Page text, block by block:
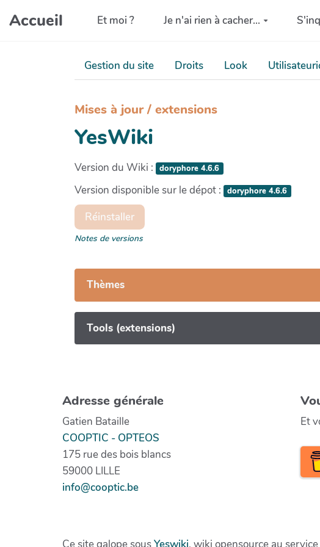
Aller au contenu principal
Accueil Et moi ? Je n'ai rien à cacher...
Gestion du site Droits Look
Mises à jour / extensions
YesWiki
Version du Wiki : doryphore 4.6.6
Version disponible sur le dépot : doryphore 4.6.6
Réinstaller
Notes de versions
Thèmes
Tools (extensions)
Adresse générale
Gatien Bataille
COOPTIC - OPTEOS
175 rue des bois blancs
59000 LILLE
info@cooptic.be
Et